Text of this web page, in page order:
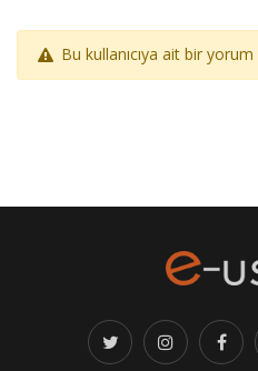
Bu kullanıcıya ait bir yorum